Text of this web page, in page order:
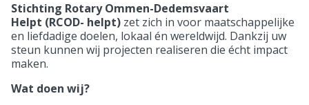
Stichting Rotary Ommen-Dedemsvaart
Helpt (RCOD- helpt) zet zich in voor maatschappelijke
en liefdadige doelen, lokaal én wereldwijd. Dankzij uw
steun kunnen wij projecten realiseren die écht impact
maken.
Wat doen wij?